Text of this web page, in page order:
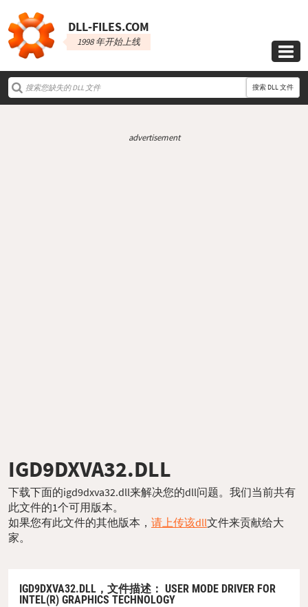
DLL‑FILES.COM
1998 年开始上线

搜索 DLL 文件
advertisement
IGD9DXVA32.DLL
下载下面的igd9dxva32.dll来解决您的dll问题。我们当前共有
此文件的1个可用版本。
如果您有此文件的其他版本， 请上传该dll文件来贡献给大
家。
IGD9DXVA32.DLL， 文件描述 ： USER MODE DRIVER FOR
INTEL(R) GRAPHICS TECHNOLOGY